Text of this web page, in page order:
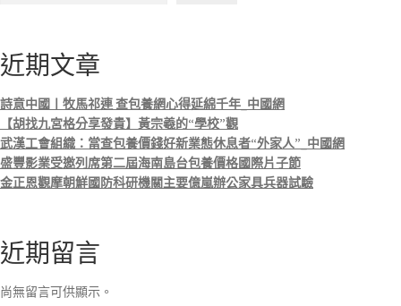
近期文章
詩意中國丨牧馬祁連 查包養網心得延綿千年_中國網
【胡找九宮格分享發貴】黃宗羲的“學校”觀
武漢工會組織：當查包養價錢好新業態休息者“外家人”_中國網
盛豐影業受邀列席第二屆海南島台包養價格國際片子節
金正恩觀摩朝鮮國防科研機關主要億嵐辦公家具兵器試驗
近期留言
尚無留言可供顯示。